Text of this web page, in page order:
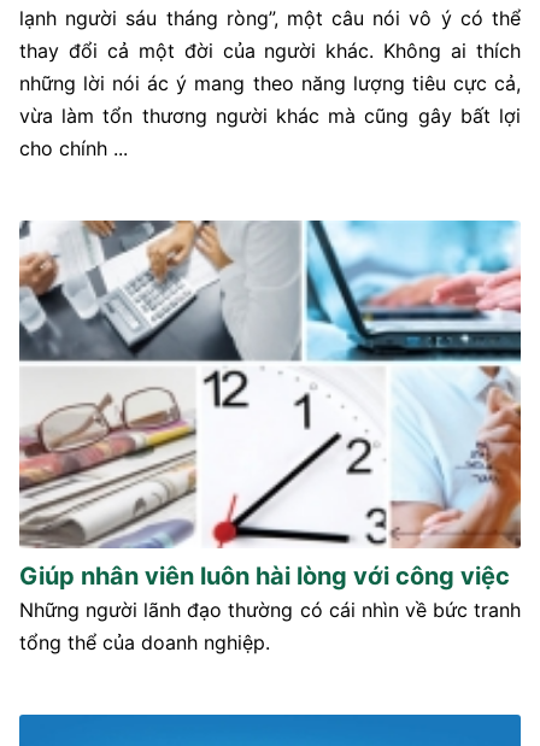
lạnh người sáu tháng ròng”, một câu nói vô ý có thể
thay đổi cả một đời của người khác. Không ai thích
những lời nói ác ý mang theo năng lượng tiêu cực cả,
vừa làm tổn thương người khác mà cũng gây bất lợi
cho chính ...
Giúp nhân viên luôn hài lòng với công việc
Những người lãnh đạo thường có cái nhìn về bức tranh
tổng thể của doanh nghiệp.